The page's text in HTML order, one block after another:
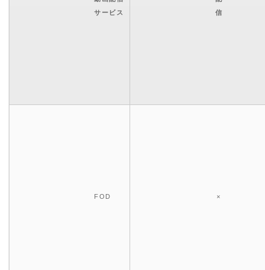
サービス
信
FOD ×